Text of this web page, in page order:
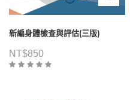
新編身體檢查與評估(三版)
NT$850